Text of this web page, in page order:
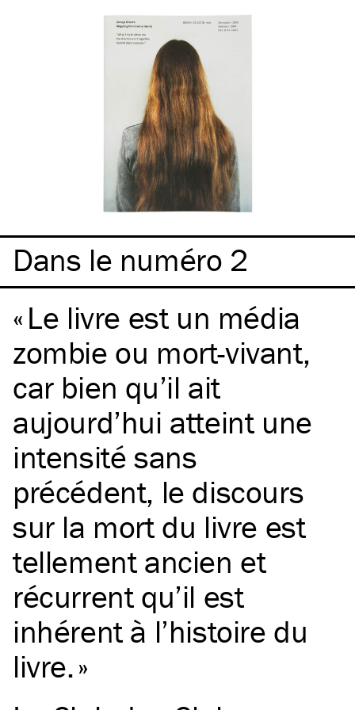
Dans le numéro 2
Le livre est un média
zombie ou mort-vivant,
car bien qu’il ait
aujourd’hui atteint une
intensité sans
précédent, le discours
sur la mort du livre est
tellement ancien et
récurrent qu’il est
inhérent à l’histoire du
livre.